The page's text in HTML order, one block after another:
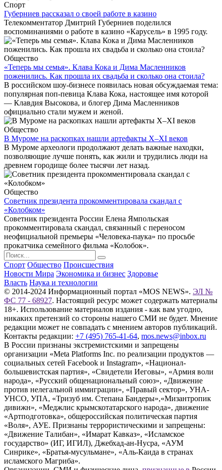
Спорт
Губерниев рассказал о своей работе в казино
Телекомментатор Дмитрий Губерниев поделился
воспоминаниями о работе в казино «Карусель» в 1995 году.
Общество
«Теперь мы семья». Клава Кока и Дима Масленников
поженились. Как прошла их свадьба и сколько она стоила?
В российском шоу-бизнесе появилась новая обсуждаемая тема:
популярная поп-певица Клава Кока, настоящее имя которой
— Клавдия Высокова, и блогер Дима Масленников
официально стали мужем и женой.
Общество
В Муроме на раскопках нашли артефакты X–XI веков
В Муроме археологи продолжают делать важные находки,
позволяющие лучше понять, как жили и трудились люди на
древнем городище более тысячи лет назад.
Общество
Советник президента прокомментировала скандал с
«Колобком»
Советник президента России Елена Ямпольская
прокомментировала скандал, связанный с переносом
неофициальной премьеры «Человека-паука» по просьбе
прокатчика семейного фильма «Колобок».
Спорт Общество Происшествия
Новости Мира Экономика и бизнес Здоровье
Власть Наука и технологии
© 2014-2024 Информационный портал «MOS NEWS». ЭЛ №
ФС 77 - 68927. Настоящий ресурс может содержать материалы
18+. Использование материалов издания - как вам угодно,
никаких претензий со стороны нашего СМИ не будет. Мнение
редакции может не совпадать с мнением авторов публикаций.
Контакты редакции: +7 (495) 765-41-64, mos.news@inbox.ru
В России признаны экстремистскими и запрещены
организации «Meta Platforms Inc. по реализации продуктов —
социальных сетей Facebook и Instagram», «Национал-
большевистская партия», «Свидетели Иеговы», «Армия воли
народа», «Русский общенациональный союз», «Движение
против нелегальной иммиграции», «Правый сектор», УНА-
УНСО, УПА, «Тризуб им. Степана Бандеры»,«Мизантропик
дивижн», «Меджлис крымскотатарского народа», движение
«Артподготовка», общероссийская политическая партия
«Воля», АУЕ. Признаны террористическими и запрещены:
«Движение Талибан», «Имарат Кавказ», «Исламское
государство» (ИГ, ИГИЛ), Джебхад-ан-Нусра, «АУМ
Синрике», «Братья-мусульмане», «Аль-Каида в странах
исламского Магриба».